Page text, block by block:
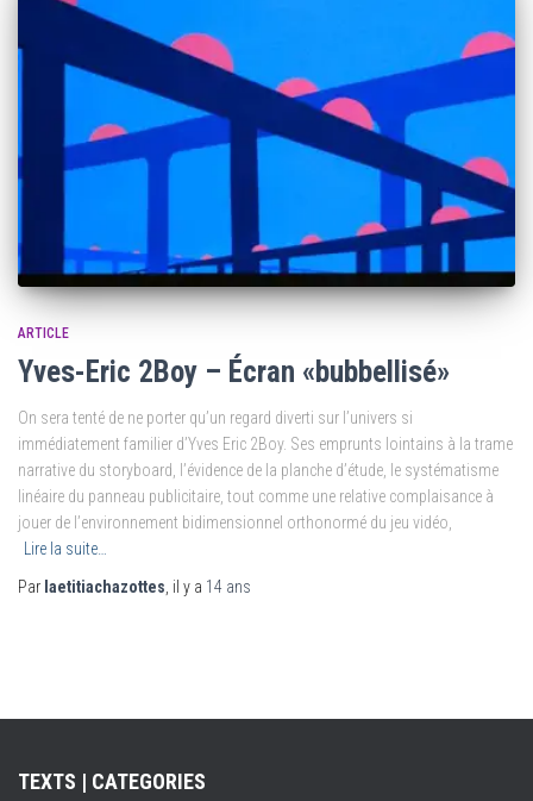
ARTICLE
Yves-Eric 2Boy – Écran «bubbellisé»
On sera tenté de ne porter qu’un regard diverti sur l’univers si
immédiatement familier d’Yves Eric 2Boy. Ses emprunts lointains à la trame
narrative du storyboard, l’évidence de la planche d’étude, le systématisme
linéaire du panneau publicitaire, tout comme une relative complaisance à
jouer de l’environnement bidimensionnel orthonormé du jeu vidéo,
Lire la suite…
Par laetitiachazottes , il y a 14 ans
TEXTS | CATEGORIES